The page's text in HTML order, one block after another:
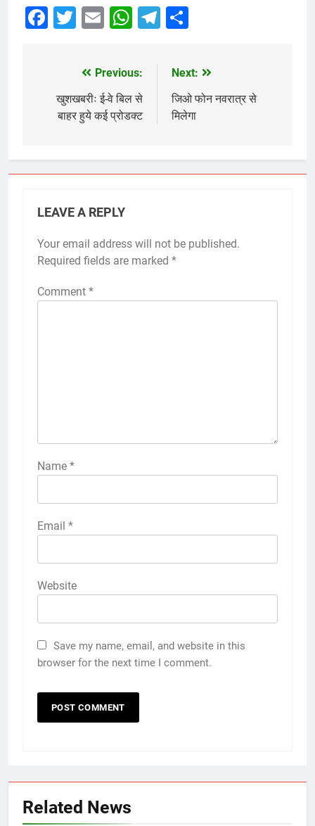
Facebook
Twitter
EmailWhatsApp
Telegram
navigation
Previous:
खुशखबरीः ई-वे बिल से
बाहर हुये कई प्रोडक्ट
Next:
जिओ फोन नवरात्र से
मिलेगा
LEAVE A REPLY
Your email address will not be published.
Required fields are marked *
Comment *
Name *
Email *
Website
Save my name, email, and website in this
browser for the next time I comment.
Related News